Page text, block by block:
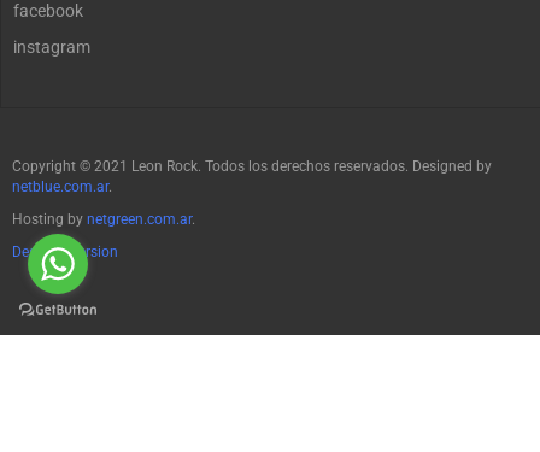
facebook
instagram
Copyright © 2021 Leon Rock. Todos los derechos reservados. Designed by
netblue.com.ar.
Hosting by netgreen.com.ar.
Desktop Version